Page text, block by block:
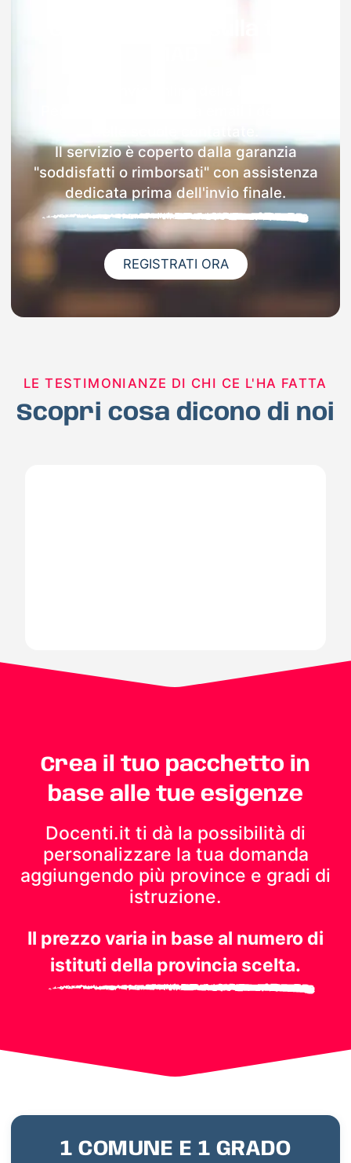
Il servizio è coperto dalla garanzia
"soddisfatti o rimborsati" con assistenza
dedicata prima dell'invio finale.
REGISTRATI ORA
LE TESTIMONIANZE DI CHI CE L'HA FATTA
Scopri cosa dicono di noi
Crea il tuo pacchetto in
base alle tue esigenze
Docenti.it ti dà la possibilità di
personalizzare la tua domanda
aggiungendo più province e gradi di
istruzione.
Il prezzo varia in base al numero di
istituti della provincia scelta.
1 COMUNE E 1 GRADO